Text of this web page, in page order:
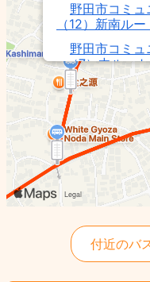
野田市コミュ
（12）新南ル
野田市コミュ
（7）中ルー
野田市コミュ
（5）北ル
野田市コミ
（6）北ルー
野田市駅〜中
野田市コミ
（11）南ル
付近のバ